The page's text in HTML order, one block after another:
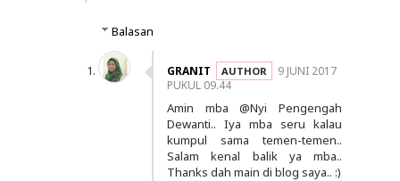
Balasan
GRANIT
9 JUNI 2017
PUKUL 09.44
Amin mba @Nyi Pengengah
Dewanti.. Iya mba seru kalau
kumpul sama temen-temen..
Salam kenal balik ya mba..
Thanks dah main di blog saya.. :)